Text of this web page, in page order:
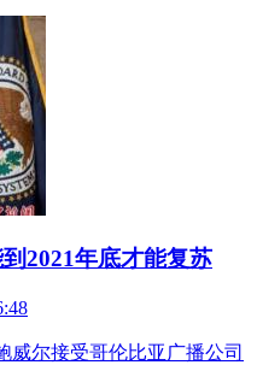
2021年底才能复苏
威尔接受哥伦比亚广播公司